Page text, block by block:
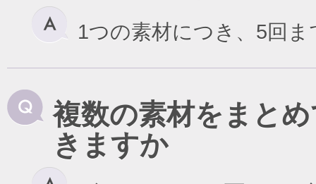
1つの素材につき、5回
複数の素材をまと
きますか